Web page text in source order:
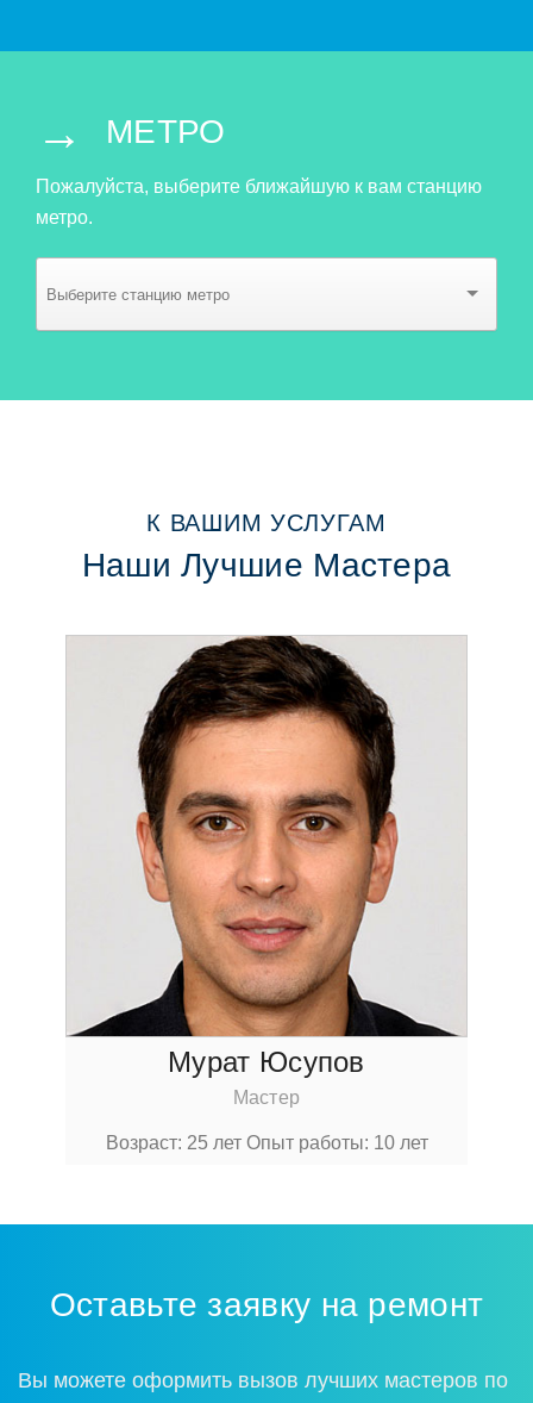
→ МЕТРО
Пожалуйста, выберите ближайшую к вам станцию
метро.
К ВАШИМ УСЛУГАМ
Наши Лучшие Мастера
Мурат Юсупов
Мастер
Возраст: 25 летОпыт работы: 10 лет
Оставьте заявку на ремонт
Вы можете оформить вызов лучших мастеров по